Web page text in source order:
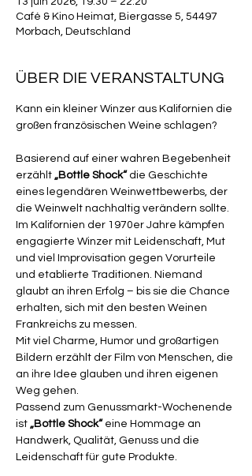
Café & Kino Heimat, Biergasse 5, 54497
Morbach, Deutschland
ÜBER DIE VERANSTALTUNG
Kann ein kleiner Winzer aus Kalifornien die
großen französischen Weine schlagen?
Basierend auf einer wahren Begebenheit
erzählt „Bottle Shock“ die Geschichte
eines legendären Weinwettbewerbs, der
die Weinwelt nachhaltig verändern sollte.
Im Kalifornien der 1970er Jahre kämpfen
engagierte Winzer mit Leidenschaft, Mut
und viel Improvisation gegen Vorurteile
und etablierte Traditionen. Niemand
glaubt an ihren Erfolg – bis sie die Chance
erhalten, sich mit den besten Weinen
Frankreichs zu messen.
Mit viel Charme, Humor und großartigen
Bildern erzählt der Film von Menschen, die
an ihre Idee glauben und ihren eigenen
Weg gehen.
Passend zum Genussmarkt-Wochenende
ist „Bottle Shock“ eine Hommage an
Handwerk, Qualität, Genuss und die
Leidenschaft für gute Produkte.